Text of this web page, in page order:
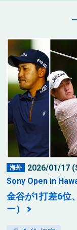
海外
2026/01/17
Sony Open in
金谷が1打差6位
ー）